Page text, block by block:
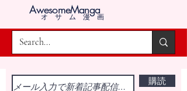
AwesomeManga
オサム漫画
購読